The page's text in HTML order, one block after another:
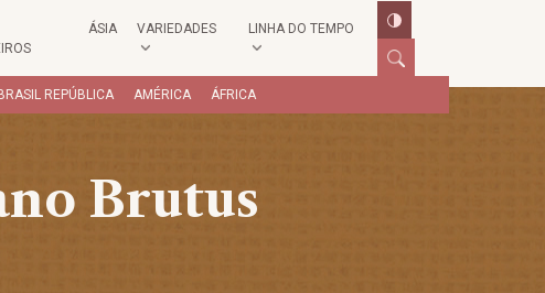
ÁSIA VARIEDADES LINHA DO TEMPO
BRASIL REPÚBLICA AMÉRICA ÁFRICA
Brutus